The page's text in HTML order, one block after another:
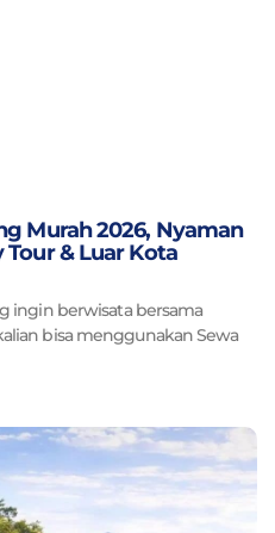
Murah 2026, Nyaman
& Luar Kota
ingin berwisata bersama
bisa menggunakan Sewa